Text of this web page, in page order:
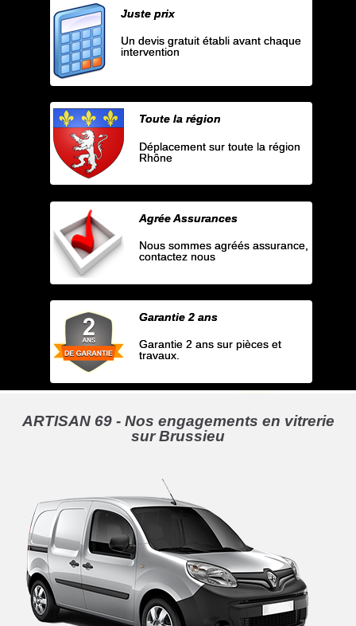
Juste prix
Un devis gratuit établi avant chaque
intervention
Toute la région
Déplacement sur toute la région
Rhône
Agrée Assurances
Nous sommes agréés assurance,
contactez nous
Garantie 2 ans
Garantie 2 ans sur pièces et
travaux.
ARTISAN 69 - Nos engagements en vitrerie
sur Brussieu